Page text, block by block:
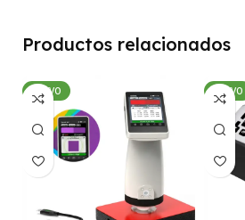
Productos relacionados
NUEVO NUEVO